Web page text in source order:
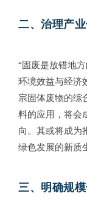
二、治理产
“固废是放错地
环境效益与经济
宗固体废物的综
料的应用，将会
向。其或将成为
绿色发展的新质
三、明确规